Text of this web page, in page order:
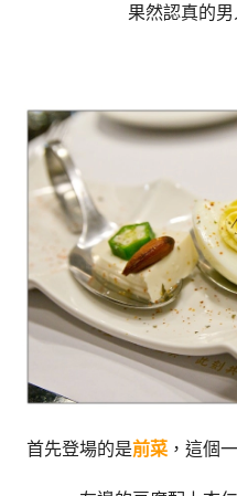
果然認真的
首先登場的是前菜 ，這個